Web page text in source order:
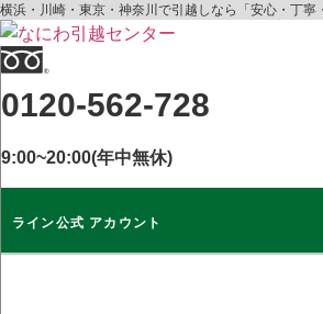
コ
ン
テ
ン
ツ
ス
ッ
プ
横浜・川崎・東京・神奈川で引越しなら「安心・丁寧
0120-562-728
9:00~20:00(年中無休)
ライン公式 アカウント